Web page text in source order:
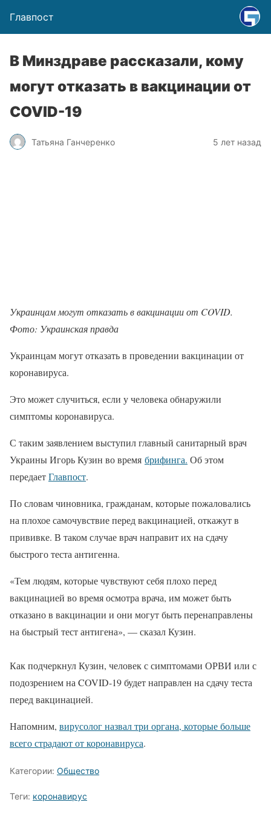
Главпост
В Минздраве рассказали, кому
могут отказать в вакцинации от
COVID-19
Татьяна Ганчеренко 5 лет назад
Украинцам могут отказать в вакцинации от COVID.
Фото: Украинская правда
Украинцам могут отказать в проведении вакцинации от
коронавируса.
Это может случиться, если у человека обнаружили
симптомы коронавируса.
С таким заявлением выступил главный санитарный врач
Украины Игорь Кузин во время брифинга. Об этом
передаетГлавпост.
По словам чиновника, гражданам, которые пожаловались
на плохое самочувствие перед вакцинацией, откажут в
прививке. В таком случае врач направит их на сдачу
быстрого теста антигенна.
«Тем людям, которые чувствуют себя плохо перед
вакцинацией во время осмотра врача, им может быть
отказано в вакцинации и они могут быть перенаправлены
на быстрый тест антигена», — сказал Кузин.
Как подчеркнул Кузин, человек с симптомами ОРВИ или с
подозрением на COVID-19 будет направлен на сдачу теста
перед вакцинацией.
Напомним, вирусолог назвал три органа, которые больше
всего страдают от коронавируса.
Категории: Общество
Теги: коронавирус